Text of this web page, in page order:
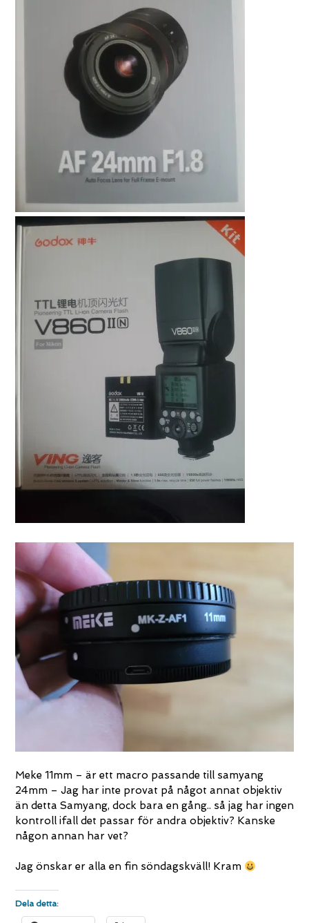
Meke 11mm – är ett macro passande till samyang
24mm – Jag har inte provat på något annat objektiv
än detta Samyang, dock bara en gång.. så jag har ingen
kontroll ifall det passar för andra objektiv? Kanske
någon annan har vet?
Jag önskar er alla en fin söndagskväll! Kram
Dela detta: